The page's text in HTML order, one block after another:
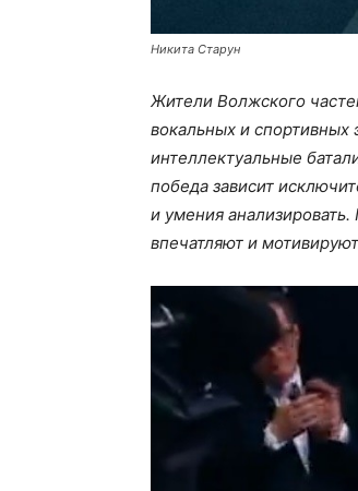
Никита Старун
Жители Волжского
вокальных и
интеллектуальные
победа зависит
и умения
впечатляют и